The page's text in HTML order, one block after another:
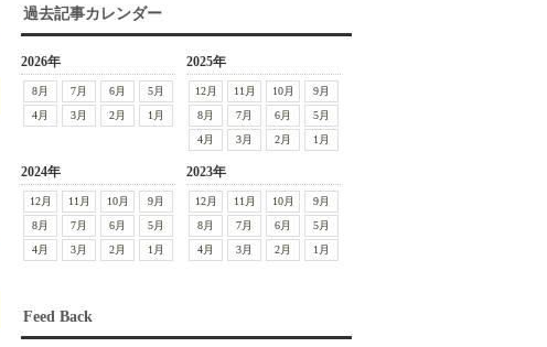
過去記事カレンダー
2026年
8月 7月 6月
5月
4月
3月 2月 1月
2025年
12月 11月 10月
9月
8月
7月 6月
5月
4月
3月 2月 1月
2024年
12月 11月 10月
9月
8月
7月 6月
5月
4月
3月 2月 1月
2023年
12月 11月 10月
9月
8月
7月 6月
5月
4月
3月 2月 1月
Feed Back